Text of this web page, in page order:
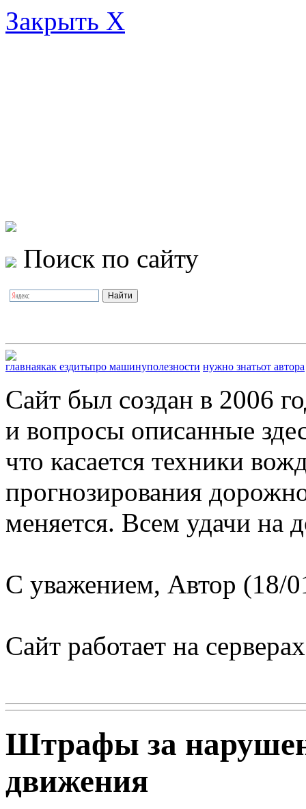
Закрыть X
Поиск по сайту
главнаякак ездитьпро машинуполезности нужно знатьот автора
Сайт был создан в 2006
и вопросы описанные
что касается техники
прогнозирования
меняется. Всем удачи на
С уважением, Автор (18/
Сайт работает на
Штрафы за
движения